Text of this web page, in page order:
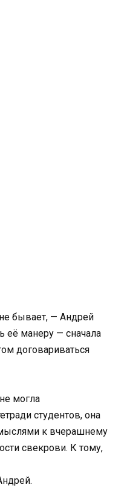
бывает, — Андрей
манеру — сначала
договариваться
могла
студентов, она
к вчерашнему
свекрови. К тому,